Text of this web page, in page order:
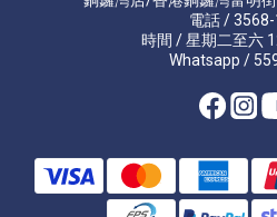
電話 /
時間 / 星期二至六
Whatsapp /